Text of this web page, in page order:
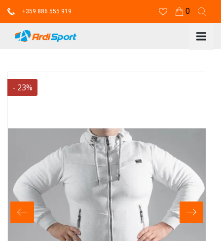
+359 886 555 919 0
- 23%